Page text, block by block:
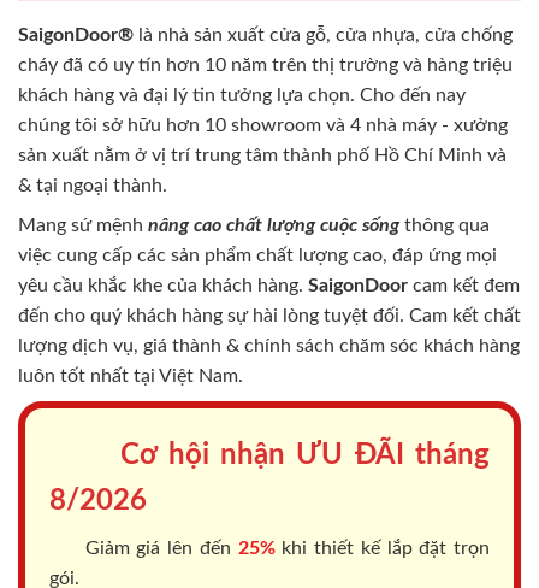
SaigonDoor® là nhà sản xuất cửa gỗ, cửa nhựa, cửa chống
cháy đã có uy tín hơn 10 năm trên thị trường và hàng triệu
khách hàng và đại lý tin tưởng lựa chọn. Cho đến nay
chúng tôi sở hữu hơn 10 showroom và 4 nhà máy - xưởng
sản xuất nằm ở vị trí trung tâm thành phố Hồ Chí Minh và
& tại ngoại thành.
Mang sứ mệnh nâng cao chất lượng cuộc sốngthông qua
việc cung cấp các sản phẩm chất lượng cao, đáp ứng mọi
yêu cầu khắc khe của khách hàng. SaigonDoor cam kết đem
đến cho quý khách hàng sự hài lòng tuyệt đối. Cam kết chất
lượng dịch vụ, giá thành & chính sách chăm sóc khách hàng
luôn tốt nhất tại Việt Nam.
Cơ hội nhận ƯU ĐÃI tháng
8/2026
Giảm giá lên đến 25%khi thiết kế lắp đặt trọn
gói.